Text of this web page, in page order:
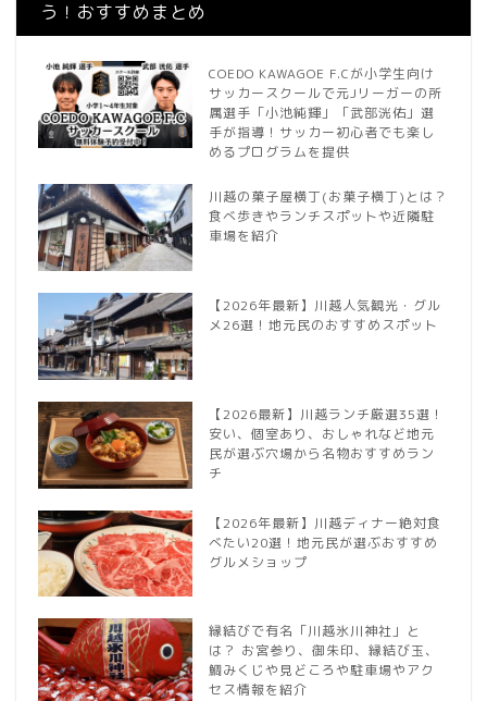
う！おすすめまとめ
COEDO KAWAGOE F.Cが小学生向け
サッカースクールで元Jリーガーの所
属選手「小池純輝」「武部洸佑」選
手が指導！サッカー初心者でも楽し
めるプログラムを提供
川越の菓子屋横丁(お菓子横丁)とは？
食べ歩きやランチスポットや近隣駐
車場を紹介
【2026年最新】川越人気観光・グル
メ26選！地元民のおすすめスポット
【2026最新】川越ランチ厳選35選！
安い、個室あり、おしゃれなど地元
民が選ぶ穴場から名物おすすめラン
チ
【2026年最新】川越ディナー絶対食
べたい20選！地元民が選ぶおすすめ
グルメショップ
縁結びで有名「川越氷川神社」と
は？ お宮参り、御朱印、縁結び玉、
鯛みくじや見どころや駐車場やアク
セス情報を紹介